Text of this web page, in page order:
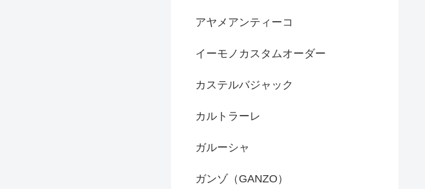
アヤメアンティーコ
イーモノカスタムオーダー
カステルバジャック
カルトラーレ
ガルーシャ
ガンゾ（GANZO）